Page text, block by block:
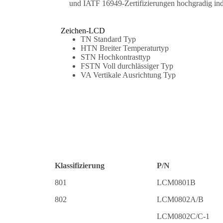
und IATF 16949-Zertifizierungen hochgradig
Zeichen-LCD
TN Standard Typ
HTN Breiter Temperaturtyp
STN Hochkontrasttyp
FSTN Voll durchlässiger Typ
VA Vertikale Ausrichtung Typ
Klassifizierung
P/N
801
LCM0801B
802
LCM0802A/B
LCM0802C/C-1